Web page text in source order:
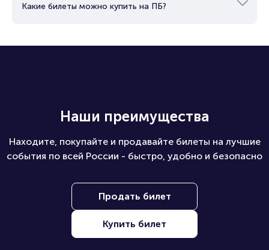
Какие билеты можно купить на ПБ?
Наши преимущества
Находите, покупайте и продавайте билеты на лучшие
события по всей России - быстро, удобно и безопасно
Продать билет
Купить билет